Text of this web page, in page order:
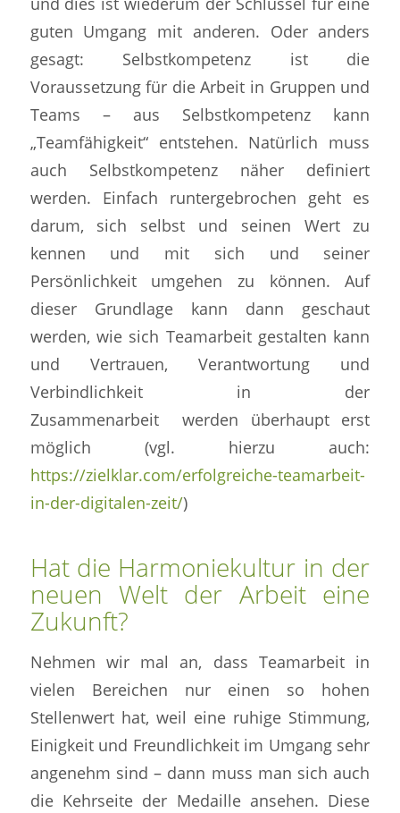
guten Umgang mit anderen. Oder anders
gesagt: Selbstkompetenz ist die
Voraussetzung für die Arbeit in Gruppen und
Teams – aus Selbstkompetenz kann
„Teamfähigkeit“ entstehen. Natürlich muss
auch Selbstkompetenz näher definiert
werden. Einfach runtergebrochen geht es
darum, sich selbst und seinen Wert zu
kennen und mit sich und seiner
Persönlichkeit umgehen zu können. Auf
dieser Grundlage kann dann geschaut
werden, wie sich Teamarbeit gestalten kann
und Vertrauen, Verantwortung und
Verbindlichkeit in der
Zusammenarbeit werden überhaupt erst
möglich (vgl. hierzu auch:
https://zielklar.com/erfolgreiche-teamarbeit-
in-der-digitalen-zeit/)
Hat die Harmoniekultur in der
neuen Welt der Arbeit eine
Zukunft?
Nehmen wir mal an, dass Teamarbeit in
vielen Bereichen nur einen so hohen
Stellenwert hat, weil eine ruhige Stimmung,
Einigkeit und Freundlichkeit im Umgang sehr
angenehm sind – dann muss man sich auch
die Kehrseite der Medaille ansehen. Diese